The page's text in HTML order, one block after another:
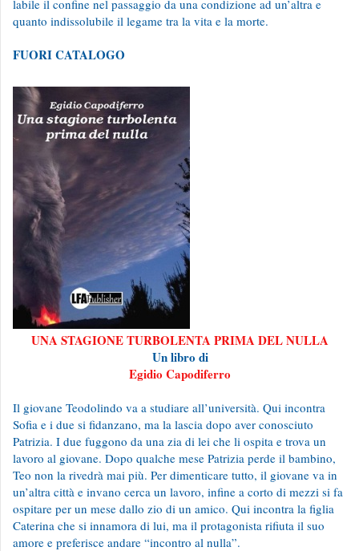
labile il confine nel passaggio da una condizione ad un’altra e
quanto indissolubile il legame tra la vita e la morte.
FUORI CATALOGO
UNA STAGIONE TURBOLENTA PRIMA DEL NULLA
Un libro di
Egidio Capodiferro
Il giovane Teodolindo va a studiare all’università. Qui incontra
Sofia e i due si fidanzano, ma la lascia dopo aver conosciuto
Patrizia. I due fuggono da una zia di lei che li ospita e trova un
lavoro al giovane. Dopo qualche mese Patrizia perde il bambino,
Teo non la rivedrà mai più. Per dimenticare tutto, il giovane va in
un’altra città e invano cerca un lavoro, infine a corto di mezzi si fa
ospitare per un mese dallo zio di un amico. Qui incontra la figlia
Caterina che si innamora di lui, ma il protagonista rifiuta il suo
amore e preferisce andare “incontro al nulla”.